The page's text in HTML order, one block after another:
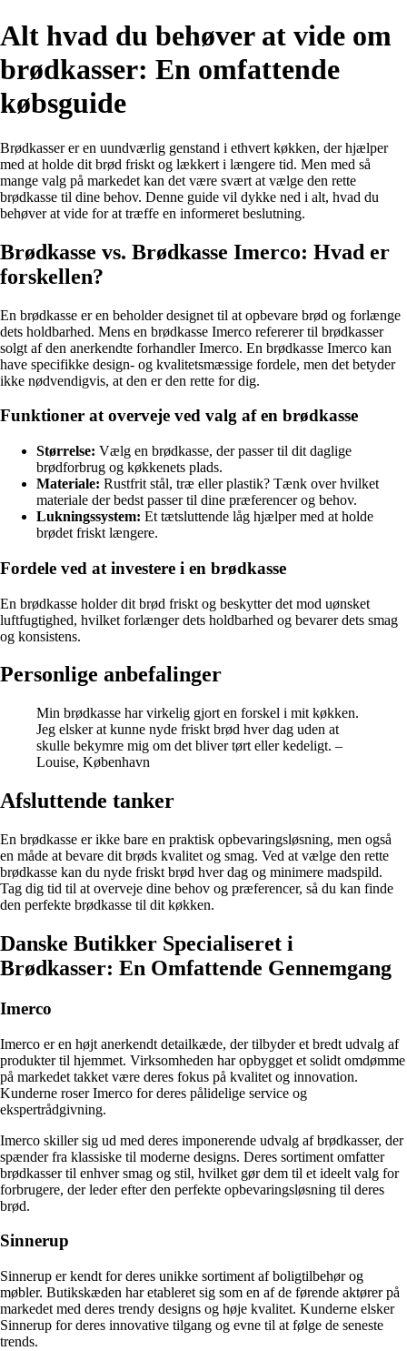
Alt hvad du behøver at vide om
brødkasser: En omfattende
købsguide
Brødkasser er en uundværlig genstand i ethvert køkken, der hjælper
med at holde dit brød friskt og lækkert i længere tid. Men med så
mange valg på markedet kan det være svært at vælge den rette
brødkasse til dine behov. Denne guide vil dykke ned i alt, hvad du
behøver at vide for at træffe en informeret beslutning.
Brødkasse vs. Brødkasse Imerco: Hvad er
forskellen?
En brødkasse er en beholder designet til at opbevare brød og forlænge
dets holdbarhed. Mens en brødkasse Imerco refererer til brødkasser
solgt af den anerkendte forhandler Imerco. En brødkasse Imerco kan
have specifikke design- og kvalitetsmæssige fordele, men det betyder
ikke nødvendigvis, at den er den rette for dig.
Funktioner at overveje ved valg af en brødkasse
Størrelse: Vælg en brødkasse, der passer til dit daglige
brødforbrug og køkkenets plads.
Materiale: Rustfrit stål, træ eller plastik? Tænk over hvilket
materiale der bedst passer til dine præferencer og behov.
Lukningssystem: Et tætsluttende låg hjælper med at holde
brødet friskt længere.
Fordele ved at investere i en brødkasse
En brødkasse holder dit brød friskt og beskytter det mod uønsket
luftfugtighed, hvilket forlænger dets holdbarhed og bevarer dets smag
og konsistens.
Personlige anbefalinger
Min brødkasse har virkelig gjort en forskel i mit køkken.
Jeg elsker at kunne nyde friskt brød hver dag uden at
skulle bekymre mig om det bliver tørt eller kedeligt. –
Louise, København
Afsluttende tanker
En brødkasse er ikke bare en praktisk opbevaringsløsning, men også
en måde at bevare dit brøds kvalitet og smag. Ved at vælge den rette
brødkasse kan du nyde friskt brød hver dag og minimere madspild.
Tag dig tid til at overveje dine behov og præferencer, så du kan finde
den perfekte brødkasse til dit køkken.
Danske Butikker Specialiseret i
Brødkasser: En Omfattende Gennemgang
Imerco
Imerco er en højt anerkendt detailkæde, der tilbyder et bredt udvalg af
produkter til hjemmet. Virksomheden har opbygget et solidt omdømme
på markedet takket være deres fokus på kvalitet og innovation.
Kunderne roser Imerco for deres pålidelige service og
ekspertrådgivning.
Imerco skiller sig ud med deres imponerende udvalg af brødkasser, der
spænder fra klassiske til moderne designs. Deres sortiment omfatter
brødkasser til enhver smag og stil, hvilket gør dem til et ideelt valg for
forbrugere, der leder efter den perfekte opbevaringsløsning til deres
brød.
Sinnerup
Sinnerup er kendt for deres unikke sortiment af boligtilbehør og
møbler. Butikskæden har etableret sig som en af de førende aktører på
markedet med deres trendy designs og høje kvalitet. Kunderne elsker
Sinnerup for deres innovative tilgang og evne til at følge de seneste
trends.